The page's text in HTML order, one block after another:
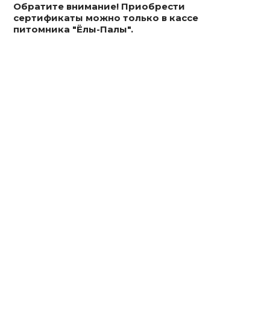
Обратите внимание! Приобрести
сертификаты можно только в кассе
питомника "Ёлы-Палы".